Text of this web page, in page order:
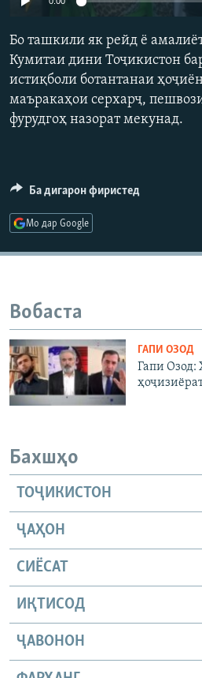
ГУЗОРИШҲОИ РАДИОӢ
ПАЙГИРӢ КУНЕД
Бо ташкили як рейд ё
Кумитаи дини Тоҷикистон
истиқболи ботантанаи
маъракаҳои серхарҷ,
фурудгоҳ назорат мекунад.
Ба дигарон фиристед
Мо дар Google
Вобаста
ГАПИ ОЗОД
Гапи Озод:
Бахшҳо
ТОҶИКИСТОН
ҶАҲОН
СИЁСАТ
ИҚТИСОД
ҶАВОНОН